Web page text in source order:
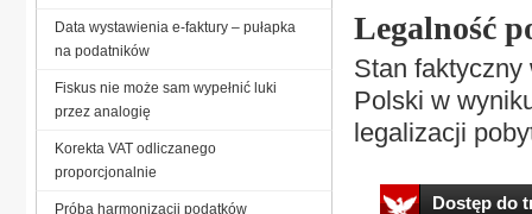
Legalność
Stan faktyczny
Polski w
legalizacji
Dostęp do
Data wystawienia e-faktury – pułapka
na podatników
Fiskus nie może sam wypełnić luki
przez analogię
Korekta VAT odliczanego
proporcjonalnie
Próba harmonizacji podatków